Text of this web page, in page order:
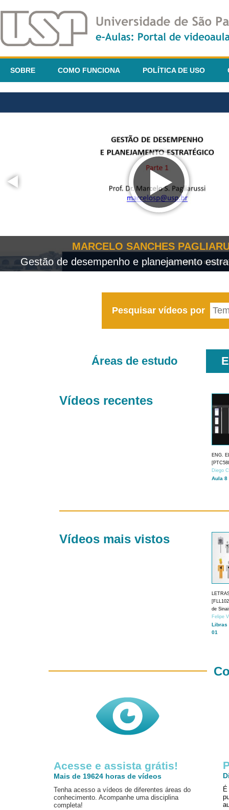
SOBRE COMO FUNCIONA POLÍTICA DE USO
MARCELO SANCHES
Gestão de desempenho e planejamento
Pesquisar vídeos por
Áreas de estudo
Vídeos recentes
ENG.
Diego
Aula 8
Vídeos mais vistos
de
Felipe
Libras
01
Acesse e assista grátis!
Mais de 19624 horas de vídeos
Tenha acesso a vídeos de diferentes áreas do
conhecimento. Acompanhe uma disciplina
completa!